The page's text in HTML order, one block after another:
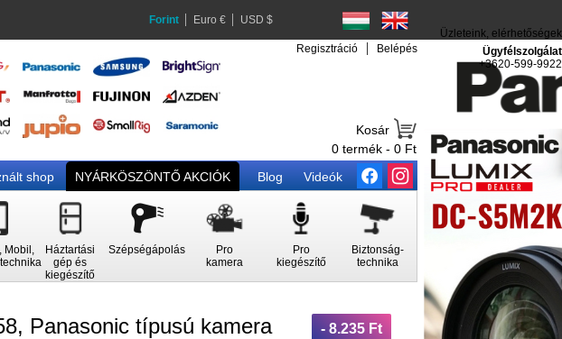
Forint Euro € USD $
Regisztráció Belépés
Kosár
0 termék - 0 Ft
shop NYÁRKÖSZÖNTŐ AKCIÓK Blog Videók
Mobil,
Háztartási
gép és
kiegészítő
Szépségápolás
Pro
kamera
Pro
kiegészítő
Biztonság-
technika
Üzleteink, elérhetőségek
Ügyfélszolgálat
+3620-599-9922
Panasonic típusú kamera
- 8.235 Ft